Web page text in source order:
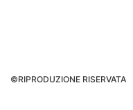
©RIPRODUZIONE RISERVATA